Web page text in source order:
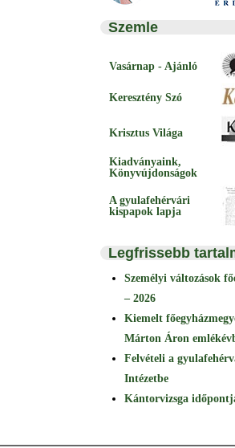
Szemle
Vasárnap - Ajánló
Keresztény Szó
Krisztus Világa
Kiadványaink,
Könyvújdonságok
A gyulafehérvári
kispapok lapja
Legfrissebb
Személyi változások
– 2026
Kiemelt
Márton Áron
Felvételi a
Intézetbe
Kántorvizsga